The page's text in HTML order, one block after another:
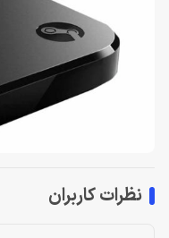
نظرات کاربران